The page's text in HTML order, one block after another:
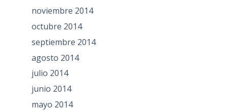
noviembre 2014
octubre 2014
septiembre 2014
agosto 2014
julio 2014
junio 2014
mayo 2014